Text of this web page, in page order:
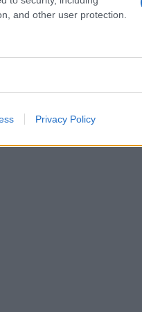
and other user protection.
Privacy Policy